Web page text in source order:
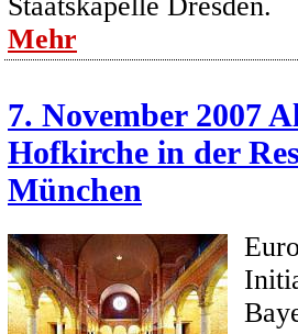
Mehr
7. November 2007
Hofkirche in der
München